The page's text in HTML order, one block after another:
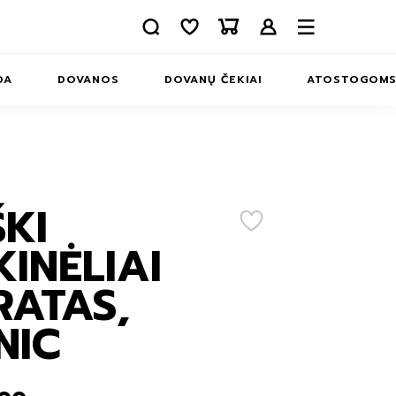
DOVANOS DOVANŲ ČEKIAI ATOSTOGOMS